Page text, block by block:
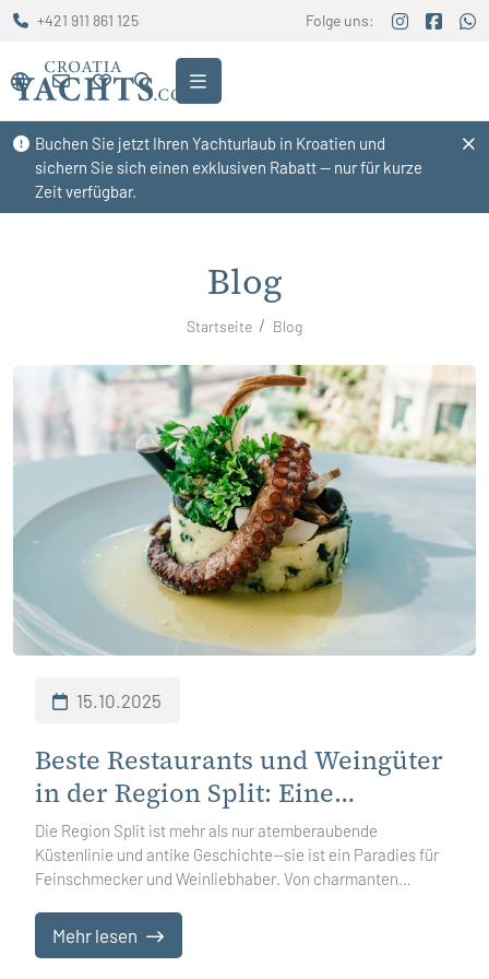
Buchen Sie jetzt Ihren Yachturlaub in Kroatien und
sichern Sie sich einen exklusiven Rabatt — nur für kurze
Zeit verfügbar.
+421 911 861 125 Folge uns:
Blog
Startseite Blog
15.10.2025
Beste Restaurants und Weingüter
in der Region Split: Eine
kulinarische Reise durch
Dalmatien
Die Region Split ist mehr als nur atemberaubende
Küstenlinie und antike Geschichte—sie ist ein Paradies für
Feinschmecker und Weinliebhaber. Von charmanten
eingebettet in sonnenverwöhnte Hügel, erzählt hier jede
Mahlzeit eine Geschichte. Ob Sie frische adriatische
Mehr lesen